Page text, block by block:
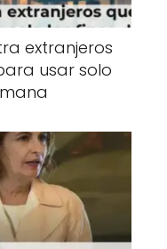
extranjeros
usar solo